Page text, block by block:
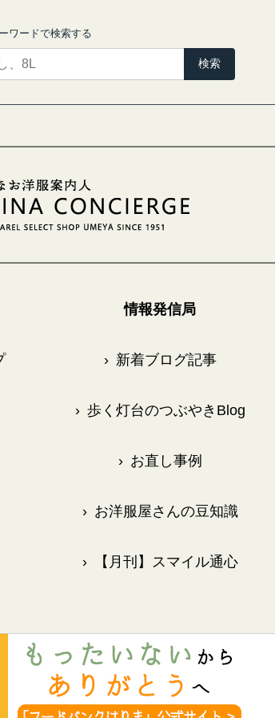
ワードで検索する
検索
情報発信局
›新着ブログ記事
›歩く灯台のつぶやきBlog
›お直し事例
›お洋服屋さんの豆知識
›【月刊】スマイル通心